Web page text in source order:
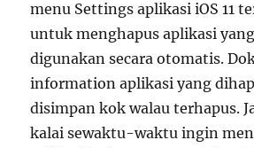
menu Settings aplikasi iOS 11
untuk menghapus aplikasi
digunakan secara otomatis.
information aplikasi yang
disimpan kok walau terhapus.
kalai sewaktu-waktu ingin